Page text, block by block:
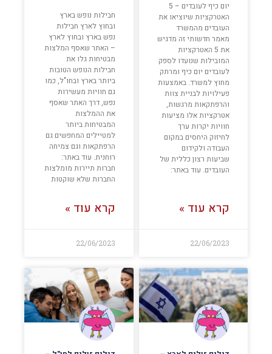
יום כיף לעובדים – 5
האטרקציות שיוציאו את
העובדים מהמשרד
מאמר חדשותי זה מדגיש
את 5 האטרקציות
המובילות שנועדו לספק
לעובדים יום כיף ומרתק
מחוץ למשרד. באמצעות
פעילויות לבניית צוות
והרפתקאות מרגשות,
אטרקציות אלו מציעות
חוויות יקרות ערך
לחיזוק היחסים במקום
העבודה ולקידום
שביעות רצון כללית של
העובדים. עוד באתר:
קרא עוד »
22/06/2023
חבילות נופש בארץ
ובחוץ לארץ חבילות
נפש בארץ ובחוץ לארץ
– האתר שאסף המלצות
מבטיחות גלו את
חבילות הנופש הטובות
ביותר בארץ ובחו"ל, כמו
גם חוויות מעשירות
נפש, דרך האתר שאסף
את ההמלצות
המבטיחות ביותר
למטיילים המחפשים גם
הרפתקאות וגם צמיחה
רוחנית. עוד באתר:
חברות תיירות מומלצות
החברות שלא שוקטות
קרא עוד »
22/06/2023